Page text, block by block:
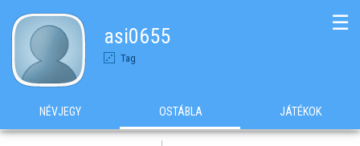
asi0655
Tag
☰
NÉVJEGY OSTÁBLA JÁTÉKOK